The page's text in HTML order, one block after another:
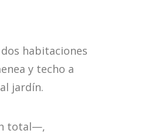
habitaciones
y techo a
jardín.
total—,